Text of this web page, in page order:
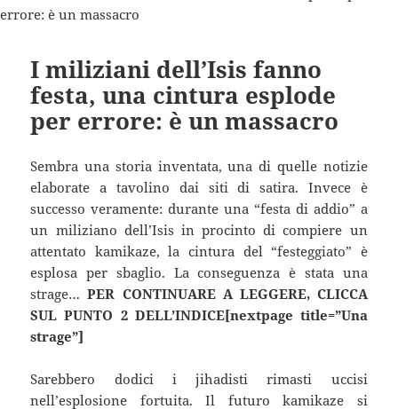
I miliziani dell’Isis fanno
festa, una cintura esplode
per errore: è un massacro
Sembra una storia inventata, una di quelle notizie
elaborate a tavolino dai siti di satira. Invece è
successo veramente: durante una “festa di addio” a
un miliziano dell’Isis in procinto di compiere un
attentato kamikaze, la cintura del “festeggiato” è
esplosa per sbaglio. La conseguenza è stata una
strage…PER CONTINUARE A LEGGERE, CLICCA
SUL PUNTO 2 DELL’INDICE[nextpage title=”Una
strage”]
Sarebbero dodici i jihadisti rimasti uccisi
nell’esplosione fortuita. Il futuro kamikaze si